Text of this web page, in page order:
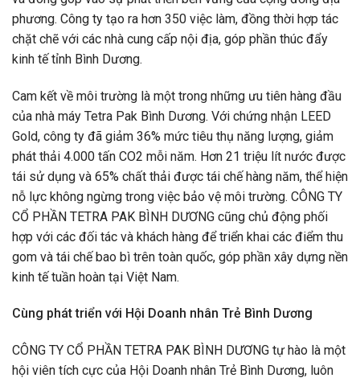
phương. Công ty tạo ra hơn 350 việc làm, đồng thời hợp tác
chặt chẽ với các nhà cung cấp nội địa, góp phần thúc đẩy
kinh tế tỉnh Bình Dương.
Cam kết về môi trường là một trong những ưu tiên hàng đầu
của nhà máy Tetra Pak Bình Dương. Với chứng nhận LEED
Gold, công ty đã giảm 36% mức tiêu thụ năng lượng, giảm
phát thải 4.000 tấn CO2 mỗi năm. Hơn 21 triệu lít nước được
tái sử dụng và 65% chất thải được tái chế hàng năm, thể hiện
nỗ lực không ngừng trong việc bảo vệ môi trường. CÔNG TY
CỔ PHẦN TETRA PAK BÌNH DƯƠNG cũng chủ động phối
hợp với các đối tác và khách hàng để triển khai các điểm thu
gom và tái chế bao bì trên toàn quốc, góp phần xây dựng nền
kinh tế tuần hoàn tại Việt Nam.
Cùng phát triển với Hội Doanh nhân Trẻ Bình Dương
CÔNG TY CỔ PHẦN TETRA PAK BÌNH DƯƠNG tự hào là một
hội viên tích cực của Hội Doanh nhân Trẻ Bình Dương, luôn